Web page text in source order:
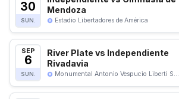
30
SUN.
Mendoza
Estadio Libertadores de América
SEP
6
SUN.
River Plate vs Independiente
Rivadavia
Monumental Antonio Vespucio Liberti S...